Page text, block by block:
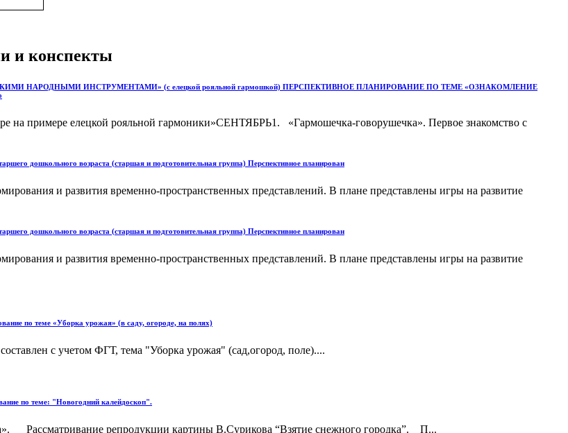
и конспекты
НАРОДНЫМИ ИНСТРУМЕНТАМИ» (с елецкой рояльной гармошкой) ПЕРСПЕКТИВНОЕ ПЛАНИРОВАНИЕ ПО ТЕМЕ «ОЗНАКОМЛЕНИЕ
на примере елецкой рояльной гармоники»СЕНТЯБРЬ1. «Гармошечка-говорушечка». Первое знакомство с
дошкольного возраста (старшая и подготовительная группа) Перспективное планирован
и развития временно-пространственных представлений. В плане представлены игры на развитие
дошкольного возраста (старшая и подготовительная группа) Перспективное планирован
и развития временно-пространственных представлений. В плане представлены игры на развитие
по теме «Уборка урожая» (в саду, огороде, на полях)
с учетом ФГТ, тема "Уборка урожая" (сад,огород, поле)....
по теме: "Новогодний калейдоскоп".
Рассматривание репродукции картины В.Сурикова “Взятие снежного городка”. П...